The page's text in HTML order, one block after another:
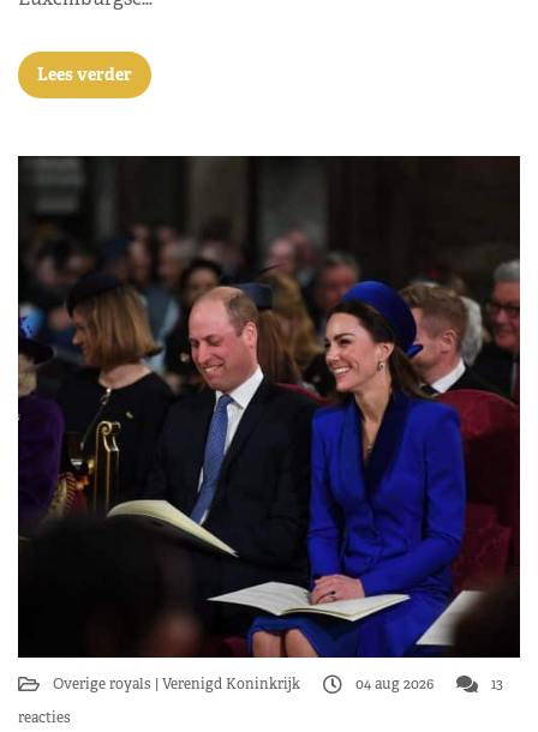
Lees verder
Overige royals Verenigd Koninkrijk 04 aug 2026
13
reacties